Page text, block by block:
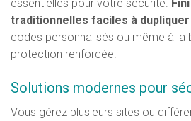
essentielles pour votre sécurité.
traditionnelles faciles à dupliquer
codes personnalisés ou même à la
protection renforcée.
Solutions modernes pour
Vous gérez plusieurs sites ou